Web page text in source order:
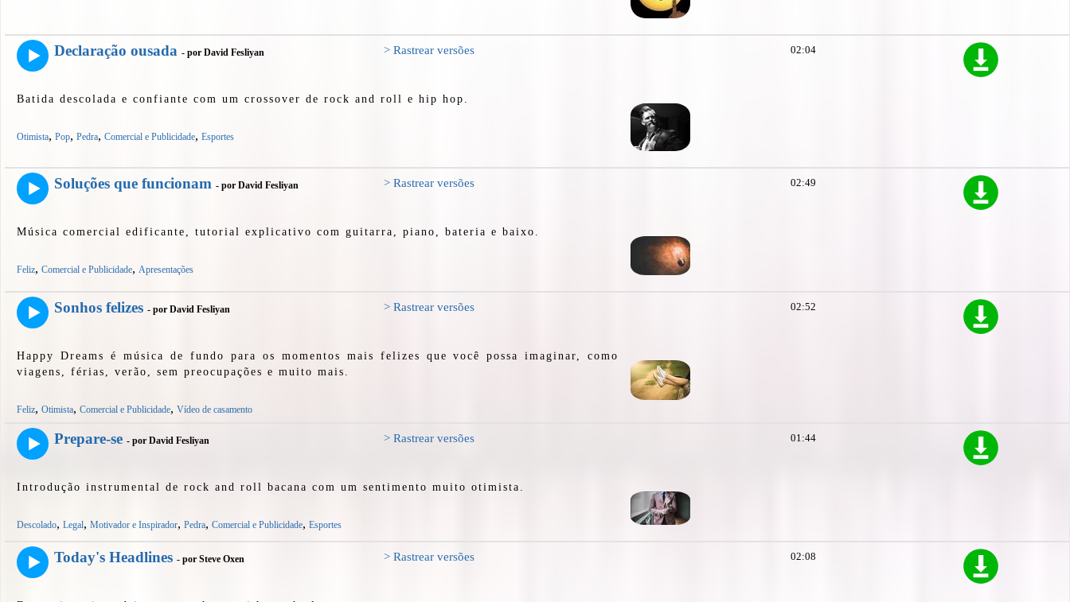
Declaração ousada - por David Fesliyan > Rastrear versões
Batida descolada e confiante com um crossover de rock and roll e hip hop.
Otimista, Pop, Pedra, Comercial e Publicidade, Esportes
02:04
Soluções que funcionam - por David Fesliyan > Rastrear versões
Música comercial edificante, tutorial explicativo com guitarra, piano, bateria e baixo.
Feliz, Comercial e Publicidade, Apresentações
02:49
Sonhos felizes - por David Fesliyan > Rastrear versões
Happy Dreams é música de fundo para os momentos mais felizes que você possa imaginar, como
viagens, férias, verão, sem preocupações e muito mais.
Feliz, Otimista, Comercial e Publicidade, Vídeo de casamento
02:52
Prepare-se - por David Fesliyan > Rastrear versões
Introdução instrumental de rock and roll bacana com um sentimento muito otimista.
Descolado, Legal, Motivador e Inspirador, Pedra, Comercial e Publicidade, Esportes
01:44
Today's Headlines - por Steve Oxen > Rastrear versões 02:08